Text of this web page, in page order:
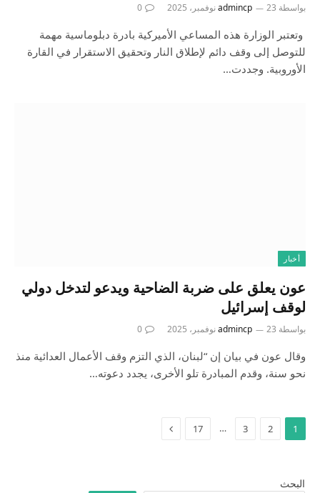
بواسطة admincp 23 نوفمبر، 2025 0
وتعتبر الوزارة هذه المساعي الأميركية بادرة دبلوماسية مهمة
للتوصل إلى وقف دائم لإطلاق النار وتحقيق الاستقرار في القارة
الأوروبية. وجددت…
أخبار
عون يعلق على ضربة الضاحية ويدعو لتدخل دولي
لوقف إسرائيل
بواسطة admincp 23 نوفمبر، 2025 0
وقال عون في بيان إن “لبنان، الذي التزم وقف الأعمال العدائية منذ
نحو سنة، وقدم المبادرة تلو الأخرى، يجدد دعوته…
1
2
3
…
17 التالي
البحث